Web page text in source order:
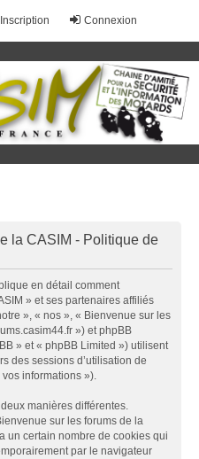
Connexion
Inscription
la CASIM - Politique de
en détail comment
» et ses partenaires affiliés
», « nos », « Bienvenue sur les
») et phpBB
» et « phpBB Limited ») utilisent
des sessions d’utilisation de
informations »).
manières différentes.
sur les forums de la
un certain nombre de cookies qui
par le navigateur